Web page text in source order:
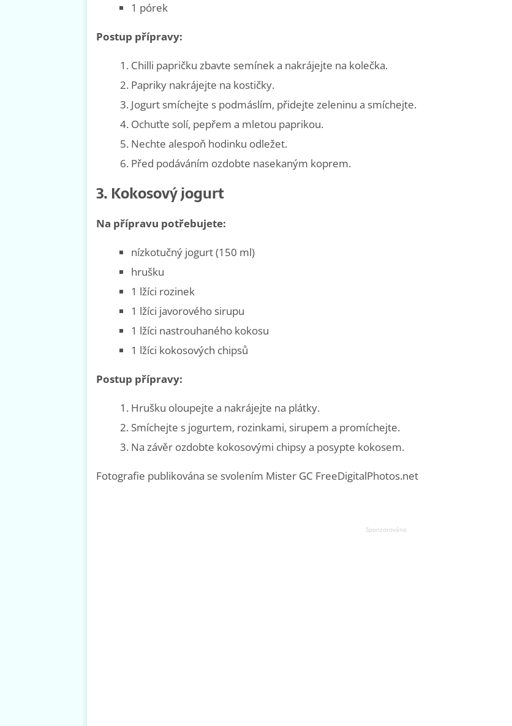
1 pórek
Postup přípravy:
Chilli papričku zbavte semínek a nakrájejte na kolečka.
Papriky nakrájejte na kostičky.
Jogurt smíchejte s podmáslím, přidejte zeleninu a smíchejte.
Ochuťte solí, pepřem a mletou paprikou.
Nechte alespoň hodinku odležet.
Před podáváním ozdobte nasekaným koprem.
3. Kokosový jogurt
Na přípravu potřebujete:
nízkotučný jogurt (150 ml)
hrušku
1 lžíci rozinek
1 lžíci javorového sirupu
1 lžíci nastrouhaného kokosu
1 lžíci kokosových chipsů
Postup přípravy:
Hrušku oloupejte a nakrájejte na plátky.
Smíchejte s jogurtem, rozinkami, sirupem a promíchejte.
Na závěr ozdobte kokosovými chipsy a posypte kokosem.
Fotografie publikována se svolením Mister GC FreeDigitalPhotos.net